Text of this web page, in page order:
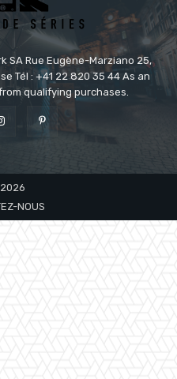
SA Rue Eugène-Marziano 25,
Tél : +41 22 820 35 44 As an
qualifying purchases.
NOUS